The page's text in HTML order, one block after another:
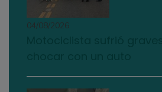
04/08/2026